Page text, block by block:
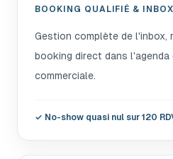
BOOKING QUALIFIÉ &
Gestion complète de
booking direct dans l'agenda
commerciale.
✓ No-show quasi nul sur 120